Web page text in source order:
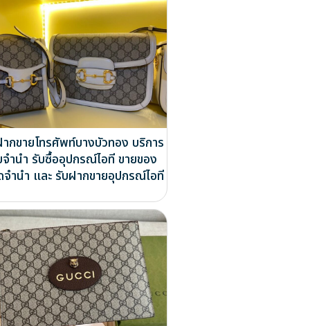
กขายโทรศัพท์บางบัวทอง บริการ
ำนำ รับซื้ออุปกรณ์ไอที ขายของ
ำนำ และ รับฝากขายอุปกรณ์ไอที